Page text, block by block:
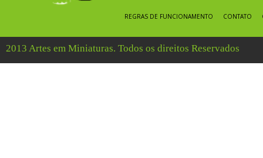
REGRAS DE FUNCIONAMENTO CONTATO
2013 Artes em Miniaturas. Todos os direitos Reservados